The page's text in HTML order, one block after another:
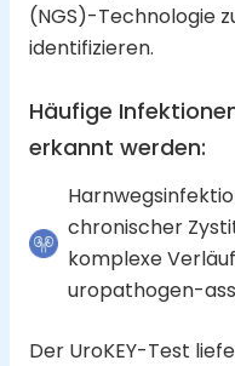
(NGS)-Technologie
identifizieren.
Häufige
erkannt werden:
chronischer
komplexe
uropathogen-
Der UroKEY-Test